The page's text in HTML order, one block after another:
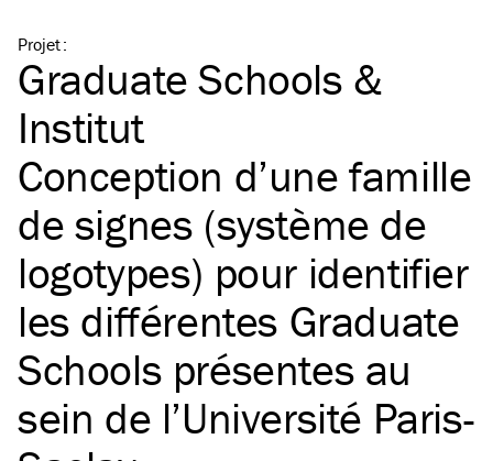
Projet:
Graduate Schools &
Institut
Conception d’une famille
de signes (système de
logotypes) pour identifier
les différentes Graduate
Schools présentes au
sein de l’Université Paris-